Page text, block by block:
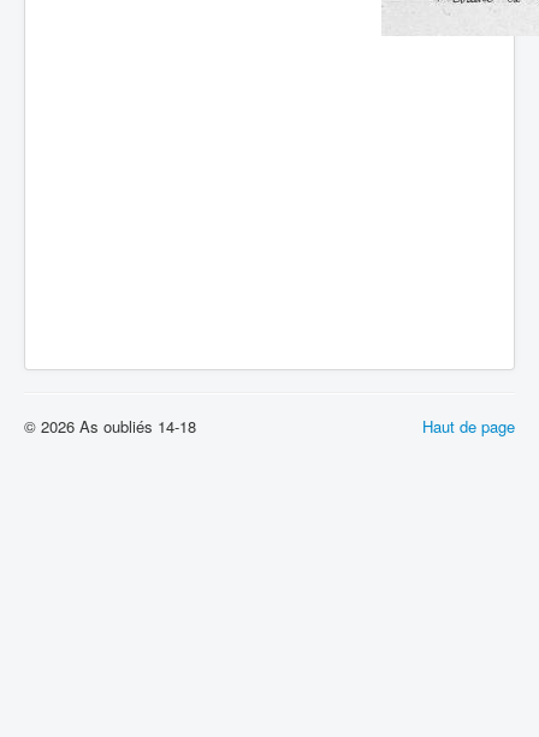
Haut de page
© 2026 As oubliés 14-18